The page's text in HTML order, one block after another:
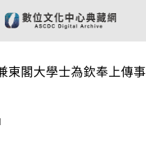
東閣大學士為欽奉上傳事